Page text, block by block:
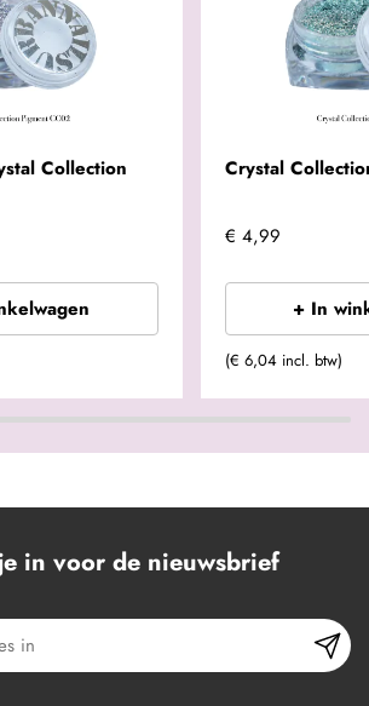
Collection
Crystal
€ 4,99
+ In
(€ 6,04 incl. btw)
in voor de nieuwsbrief